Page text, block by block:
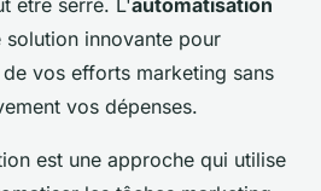
être serré. L'automatisation
solution innovante pour
vos efforts marketing sans
vos dépenses.
est une approche qui utilise